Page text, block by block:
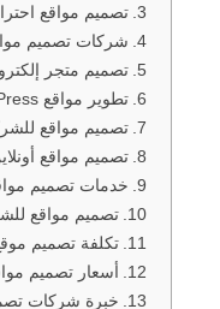
تصميم مواقع
شركات تصميم مواقع
تصميم متجر
تطوير مواقع WordPress في ألمانيا
تصميم مواقع
تصميم مواقع أونلاين
خدمات تصميم مواقع
تصميم مواقع
تكلفة تصميم موقع
أسعار تصميم
خبرة شركات